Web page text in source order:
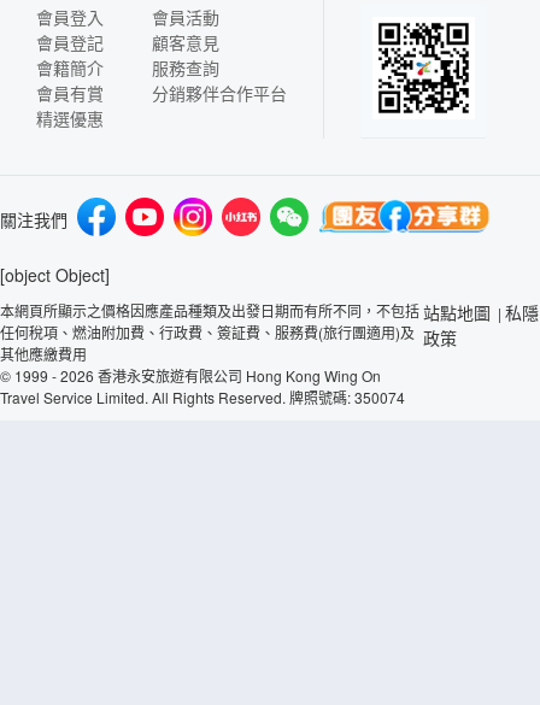
會員登入
會員登記
會籍簡介
會員有賞
精選優惠
會員活動
顧客意見
服務查詢
分銷夥伴合作平台
關注我們
[object Object]
本網頁所顯示之價格因應產品種類及出發日期而有所不同，不包括
任何稅項、燃油附加費、行政費、簽証費、服務費(旅行團適用)及
其他應繳費用
© 1999 - 2026 香港永安旅遊有限公司 Hong Kong Wing On
Travel Service Limited. All Rights Reserved. 牌照號碼: 350074
站點地圖 | 私隱
政策